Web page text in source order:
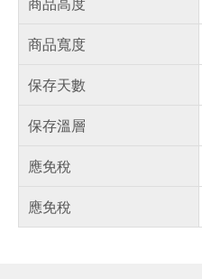
商品寬度
保存天數
保存溫層
應免稅
應免稅